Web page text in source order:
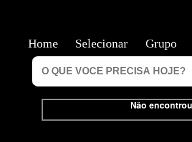
Não
Home Selecionar Grupo